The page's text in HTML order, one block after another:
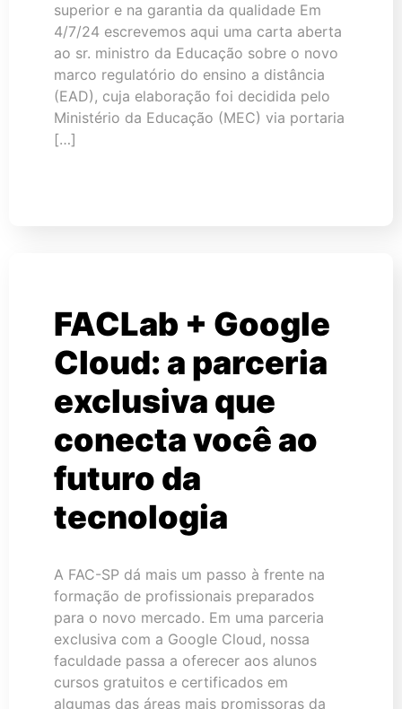
superior e na garantia da qualidade Em
4/7/24 escrevemos aqui uma carta aberta
ao sr. ministro da Educação sobre o novo
marco regulatório do ensino a distância
(EAD), cuja elaboração foi decidida pelo
Ministério da Educação (MEC) via portaria
[…]
FACLab + Google
Cloud: a parceria
exclusiva que
conecta você ao
futuro da
tecnologia
A FAC-SP dá mais um passo à frente na
formação de profissionais preparados
para o novo mercado. Em uma parceria
exclusiva com a Google Cloud, nossa
faculdade passa a oferecer aos alunos
cursos gratuitos e certificados em
algumas das áreas mais promissoras da